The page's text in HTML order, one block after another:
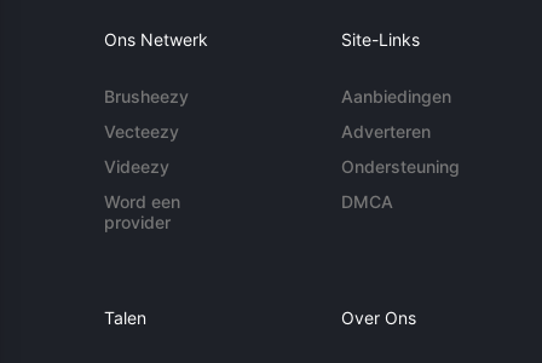
Ons Netwerk
Brusheezy
Vecteezy
Videezy
Word een
provider
Site-Links
Aanbiedingen
Adverteren
Ondersteuning
DMCA
Talen Over Ons